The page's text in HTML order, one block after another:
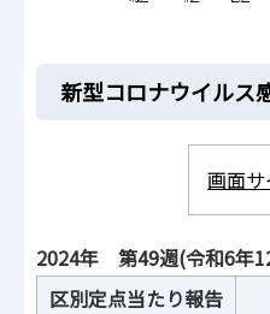
新型コロナウイルス
画面
2024年 第49週(令和6年
区別定点当たり報告